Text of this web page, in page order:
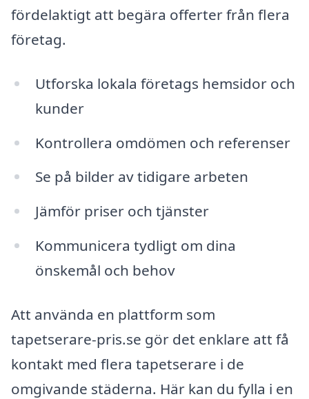
fördelaktigt att begära offerter från flera
företag.
Utforska lokala företags hemsidor och
kunder
Kontrollera omdömen och referenser
Se på bilder av tidigare arbeten
Jämför priser och tjänster
Kommunicera tydligt om dina
önskemål och behov
Att använda en plattform som
tapetserare-pris.se gör det enklare att få
kontakt med flera tapetserare i de
omgivande städerna. Här kan du fylla i en